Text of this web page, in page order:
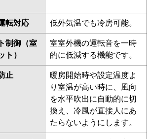
GP80RGHJ1
FDEZ805HK5SA FDEZ805HK5S
PA-P80T7SGNBX PA-P80T7SGNB
PA-P80T7SGB PA-P80T7SG PA-
P80T7SGN PA-P80V6SGNB PA-
P80T6SGB PA-P80T6SGNB PA-
P80V6SGN PA-P80T6SGA PA-
P80T6SGN1
転対応 低外気温でも冷房可能。
制御（室
ト）
室室外機の運転音を一時
的に低減する機能です。
止
暖房開始時や設定温度よ
り室温が高い時に、風向
を水平吹出に自動的に切
換え、冷風が直接人にあ
たらないようにします。